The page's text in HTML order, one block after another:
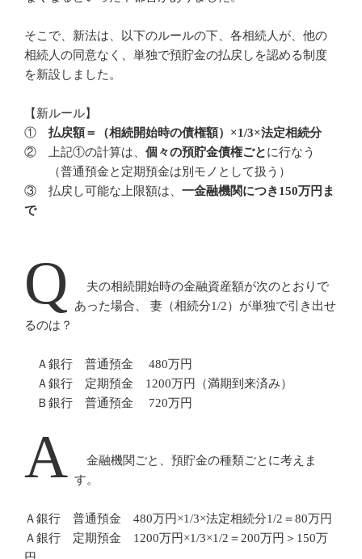
そこで、新法は、以下のルールの下、各相続人が、他の
相続人の同意なく、単独で預貯金の払戻しを認める制度
を新設しました。
【新ルール】
① 払戻額＝（相続開始時の債権額）×1/3×法定相続分
② 上記①の計算は、 個々の預貯金債権ごとに行なう
（普通預金と定期預金は別モノとして扱う）
③ 払戻し可能な上限額は、 一金融機関につき150万円ま
で
Q
夫の相続開始時の金融資産額が次のとおりで
あった場合、 妻（相続分1/2）が単独で引き出せ
るのは？
Ａ銀行 普通預金 480万円
Ａ銀行 定期預金 1200万円（満期到来済み）
Ｂ銀行 普通預金 720万円
A
金融機関ごと、預貯金の種類ごとに考えま
す。
Ａ銀行 普通預金 480万円×1/3×法定相続分1/2＝80万円
Ａ銀行 定期預金 1200万円×1/3×1/2＝200万円＞150万